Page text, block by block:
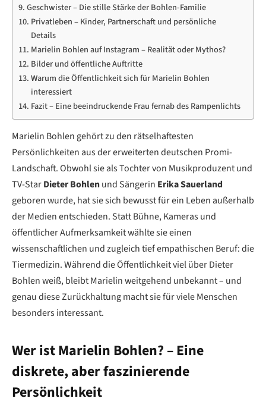
Geschwister – Die stille Stärke der Bohlen-Familie
Privatleben – Kinder, Partnerschaft und persönliche
Details
Marielin Bohlen auf Instagram – Realität oder Mythos?
Bilder und öffentliche Auftritte
Warum die Öffentlichkeit sich für Marielin Bohlen
interessiert
Fazit – Eine beeindruckende Frau fernab des Rampenlichts
Marielin Bohlen gehört zu den rätselhaftesten
Persönlichkeiten aus der erweiterten deutschen Promi-
Landschaft. Obwohl sie als Tochter von Musikproduzent und
TV-StarDieter Bohlenund Sängerin Erika Sauerland
geboren wurde, hat sie sich bewusst für ein Leben außerhalb
der Medien entschieden. Statt Bühne, Kameras und
öffentlicher Aufmerksamkeit wählte sie einen
wissenschaftlichen und zugleich tief empathischen Beruf: die
Tiermedizin. Während die Öffentlichkeit viel über Dieter
Bohlen weiß, bleibt Marielin weitgehend unbekannt – und
genau diese Zurückhaltung macht sie für viele Menschen
besonders interessant.
Wer ist Marielin Bohlen? – Eine
diskrete, aber faszinierende
Persönlichkeit